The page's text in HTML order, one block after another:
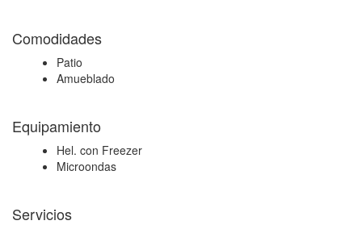
Comodidades
Patio
Amueblado
Equipamiento
Hel. con Freezer
Microondas
Servicios